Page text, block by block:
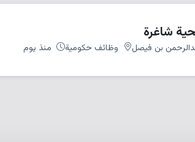
بن فيصل وظائف حكومية منذ يوم